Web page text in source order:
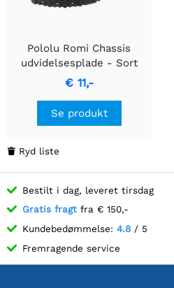
Pololu Romi Chassis
udvidelsesplade - Sort
€ 11,-
Se produkt
 Ryd liste
Bestilt i dag, leveret tirsdag
Gratis fragt fra € 150,-
Kundebedømmelse: 4.8 / 5
Fremragende service